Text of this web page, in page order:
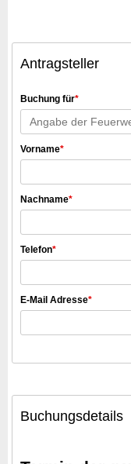
Antragsteller
Buchung für*
Vorname*
Nachname*
Telefon*
E-Mail Adresse*
Buchungsdetails